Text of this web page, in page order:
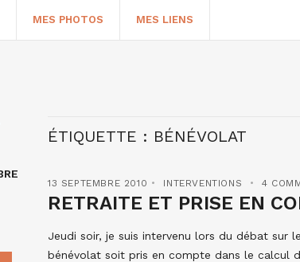
MES PHOTOS MES LIENS
ÉTIQUETTE : BÉNÉVOLAT
13 SEPTEMBRE 2010 INTERVENTIONS 4
RETRAITE ET PRISE EN
Jeudi soir, je suis intervenu lors du débat
bénévolat soit pris en compte dans le calcul